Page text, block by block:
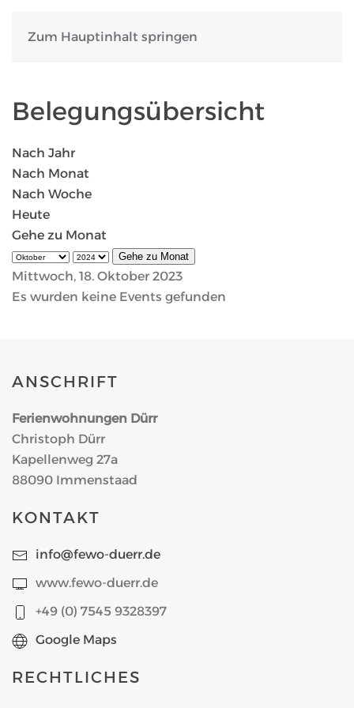
Zum Hauptinhalt springen
Belegungsübersicht
Nach Jahr
Nach Monat
Nach Woche
Heute
Gehe zu Monat
Gehe zu Monat
Mittwoch, 18. Oktober 2023
Es wurden keine Events gefunden
ANSCHRIFT
Ferienwohnungen Dürr
Christoph Dürr
Kapellenweg 27a
88090 Immenstaad
KONTAKT
info@fewo-duerr.de
www.fewo-duerr.de
+49 (0) 7545 9328397
Google Maps
RECHTLICHES